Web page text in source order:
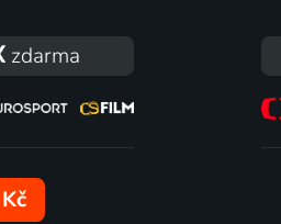
| Dánsko, Německo | Thriller, Krimi
zdarma